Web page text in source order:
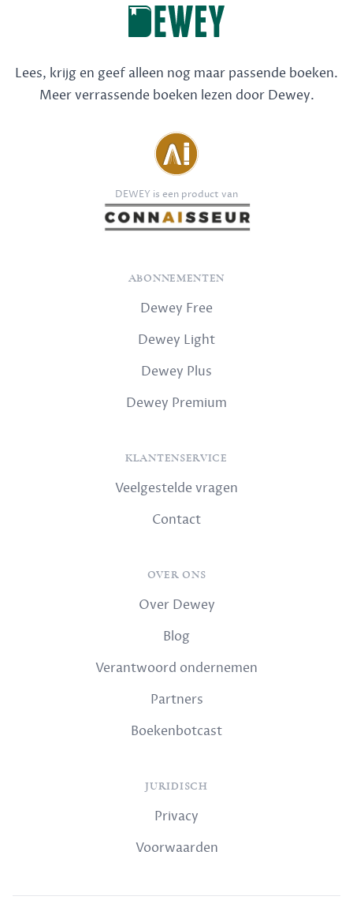
Lees, krijg en geef alleen nog maar passende boeken.
Meer verrassende boeken lezen door Dewey.
DEWEY is een product van
ABONNEMENTEN
Dewey Free
Dewey Light
Dewey Plus
Dewey Premium
KLANTENSERVICE
Veelgestelde vragen
Contact
OVER ONS
Over Dewey
Blog
Verantwoord ondernemen
Partners
Boekenbotcast
JURIDISCH
Privacy
Voorwaarden